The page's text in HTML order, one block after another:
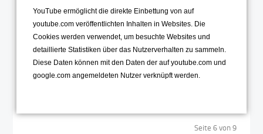
die Klasse 7a über 300 Euro, die
sie für die Ukraine spendete
Weiterlesen …
2022
Seite 6 von 9
YouTube ermöglicht die direkte Einbettung von auf
youtube.com veröffentlichten Inhalten in Websites. Die
Cookies werden verwendet, um besuchte Websites und
detaillierte Statistiken über das Nutzerverhalten zu sammeln.
Diese Daten können mit den Daten der auf youtube.com und
google.com angemeldeten Nutzer verknüpft werden.